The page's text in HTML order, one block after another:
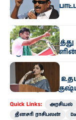
தஞ்சை
கண்டனம்
அரசியல்
முதல்வர்
மீது 6
அரசியல்
“த்ரிஷாவிடம்
வேண்டும்” –
Quick Links: அரசியல்
தினசரி ராசிபலன்